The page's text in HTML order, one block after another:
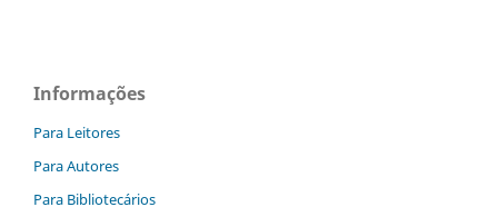
Informações
Para Leitores
Para Autores
Para Bibliotecários